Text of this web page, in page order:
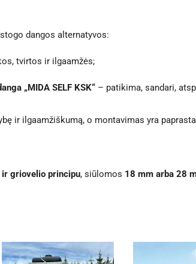
dangos alternatyvos:
tvirtos ir ilgaamžės;
„MIDA SELF KSK“ – patikima, sandari,
ir ilgaamžiškumą, o montavimas yra
ir griovelio principu, siūlomos 18 mm arba 28